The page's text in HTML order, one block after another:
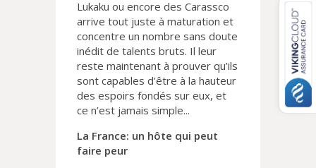
Lukaku ou encore des Carassco
arrive tout juste à maturation et
concentre un nombre sans doute
inédit de talents bruts. Il leur
reste maintenant à prouver qu’ils
sont capables d’être à la hauteur
des espoirs fondés sur eux, et
ce n’est jamais simple...
La France: un hôte qui peut
faire peur